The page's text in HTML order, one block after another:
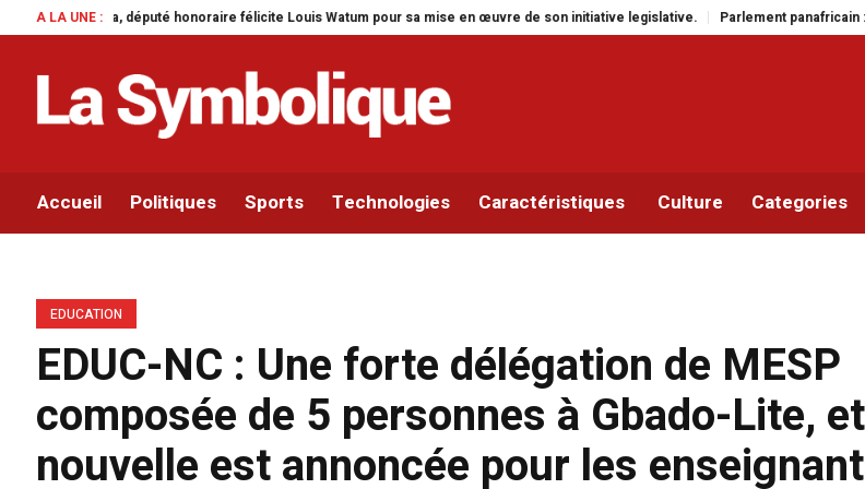
A LA UNE :
Louis Watum pour sa mise en œuvre de son initiative legislative. Parlement panafricain : à Johannesburg, Aimé Boji Sangara
Accueil Politiques Sports Technologies Caractéristiques Culture Categories
EDUCATION
EDUC-NC : Une forte délégation de MESP
composée de 5 personnes à Gbado-Lite,
nouvelle est annoncée pour les